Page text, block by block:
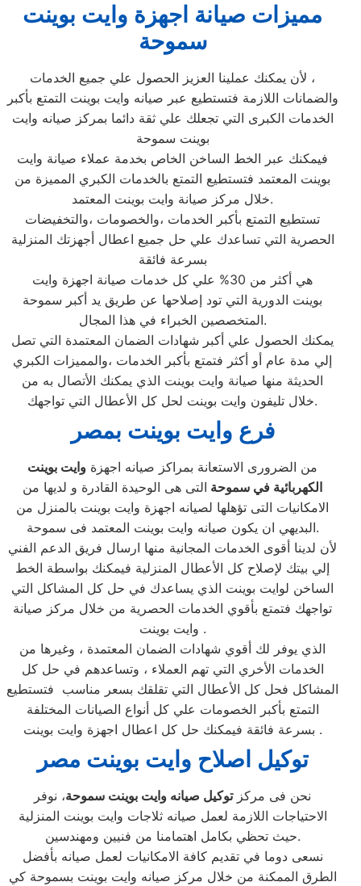
مميزات صيانة اجهزة وايت بوينت
سموحة
لأن يمكنك عملينا العزيز الحصول علي جميع الخدمات ،
والضمانات اللازمة فتستطيع عبر صيانه وايت بوينت التمتع بأكبر
الخدمات الكبرى التي تجعلك علي ثقة دائما بمركز صيانه وايت
بوينت سموحة
فيمكنك عبر الخط الساخن الخاص بخدمة عملاء صيانة وايت
بوينت المعتمد فتستطيع التمتع بالخدمات الكبري المميزة من
خلال مركز صيانة وايت بوينت المعتمد.
تستطيع التمتع بأكبر الخدمات ،والخصومات ،والتخفيضات
الحصرية التي تساعدك علي حل جميع اعطال أجهزتك المنزلية
بسرعة فائقة
هي أكثر من 30% علي كل خدمات صيانة اجهزة وايت
بوينت الدورية التي تود إصلاحها عن طريق يد أكبر سموحة
المتخصصين الخبراء في هذا المجال.
يمكنك الحصول علي أكبر شهادات الضمان المعتمدة التي تصل
إلي مدة عام أو أكثر فتمتع بأكبر الخدمات ،والمميزات الكبري
الحديثة منها صيانة وايت بوينت الذي يمكنك الأتصال به من
خلال تليفون وايت بوينت لحل كل الأعطال التي تواجهك.
فرع وايت بوينت بمصر
من الضرورى الاستعانة بمراكز صيانه اجهزة وايت بوينت
الكهربائية في سموحة التى هى الوحيدة القادرة و لديها من
الامكانيات التى تؤهلها لصيانه اجهزة وايت بوينت بالمنزل من
البديهي ان يكون صيانه وايت بوينت المعتمد فى سموحة.
لأن لدينا أقوى الخدمات المجانية منها ارسال فريق الدعم الفني
إلي بيتك لإصلاح كل الأعطال المنزلية فيمكنك بواسطة الخط
الساخن لوايت بوينت الذي يساعدك في حل كل المشاكل التي
تواجهك فتمتع بأقوي الخدمات الحصرية من خلال مركز صيانة
وايت بوينت .
الذي يوفر لك أقوي شهادات الضمان المعتمدة ، وغيرها من
الخدمات الأخري التي تهم العملاء ، وتساعدهم في حل كل
المشاكل فحل كل الأعطال التي تقلقك بسعر مناسب فتستطيع
التمتع بأكبر الخصومات علي كل أنواع الصيانات المختلفة
بسرعة فائقة فيمكنك حل كل اعطال اجهزة وايت بوينت .
توكيل اصلاح وايت بوينت مصر
نحن فى مركزتوكيل صيانه وايت بوينت سموحة، نوفر
الاحتياجات اللازمة لعمل صيانه ثلاجات وايت بوينت المنزلية
حيث تحظي بكامل اهتمامنا من فنيين ومهندسين.
نسعى دوما في تقديم كافة الامكانيات لعمل صيانه بأفضل
الطرق الممكنة من خلال مركز صيانه وايت بوينت بسموحة كي